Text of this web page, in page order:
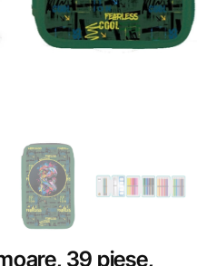
39 piese,